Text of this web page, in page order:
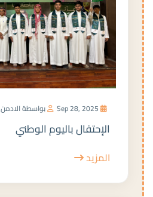
بواسطة الادمن
الإحتفال باليوم الوطني
المزيد